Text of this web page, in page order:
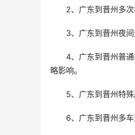
2、广东到晋州多
3、广东到晋州夜
4、广东到晋州普
略影响。
5、广东到晋州特
6、广东到晋州多